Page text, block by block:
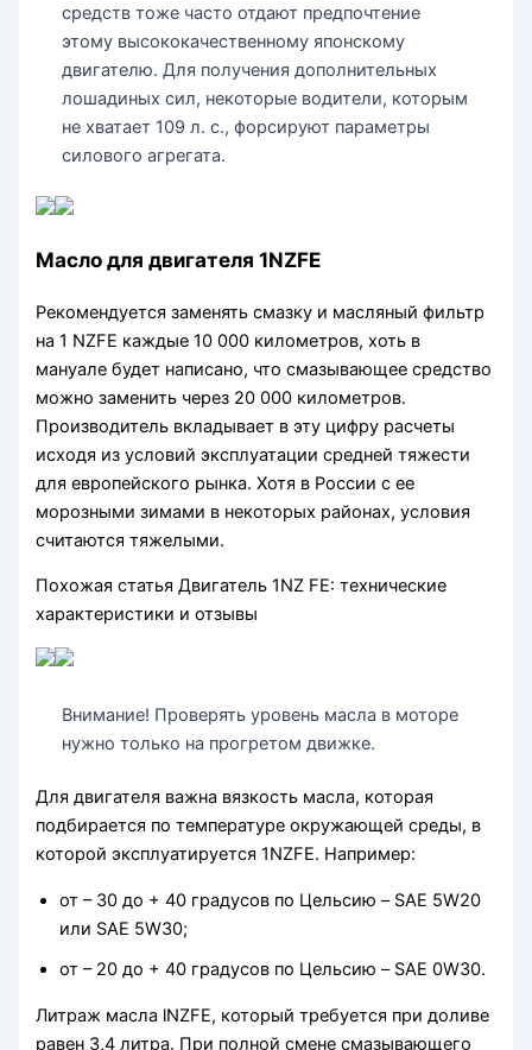
средств тоже часто отдают предпочтение
этому высококачественному японскому
двигателю. Для получения дополнительных
лошадиных сил, некоторые водители, которым
не хватает 109 л. с., форсируют параметры
силового агрегата.
Масло для двигателя 1NZFE
Рекомендуется заменять смазку и масляный фильтр
на 1 NZFE каждые 10 000 километров, хоть в
мануале будет написано, что смазывающее средство
можно заменить через 20 000 километров.
Производитель вкладывает в эту цифру расчеты
исходя из условий эксплуатации средней тяжести
для европейского рынка. Хотя в России с ее
морозными зимами в некоторых районах, условия
считаются тяжелыми.
Похожая статья Двигатель 1NZ FE: технические
характеристики и отзывы
Внимание! Проверять уровень масла в моторе
нужно только на прогретом движке.
Для двигателя важна вязкость масла, которая
подбирается по температуре окружающей среды, в
которой эксплуатируется 1NZFE. Например:
от – 30 до + 40 градусов по Цельсию – SAE 5W20
или SAE 5W30;
от – 20 до + 40 градусов по Цельсию – SAE 0W30.
Литраж масла lNZFE, который требуется при доливе
равен 3,4 литра. При полной смене смазывающего